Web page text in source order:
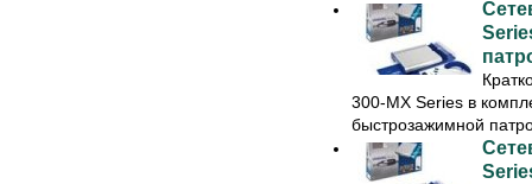
300-MX Series в
быстрозажимной